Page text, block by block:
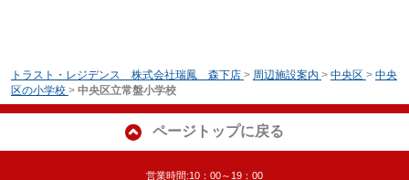
トラスト・レジデンス 株式会社瑞鳳 森下店 > 周辺施設案内 > 中央区 > 中央
区の小学校 > 中央区立常盤小学校
ページトップに戻る
営業時間:10：00～19：00